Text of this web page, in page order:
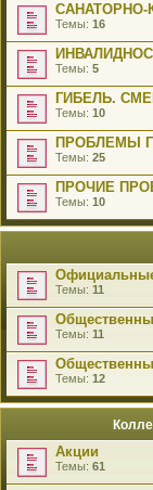
Темы: 16
Темы: 5
ГИБЕЛЬ.
Темы: 10
ПРОБЛЕМЫ
Темы: 25
ПРОЧИЕ
Темы: 10
Официальные
Темы: 11
Темы: 11
Темы: 12
Акции
Темы: 61